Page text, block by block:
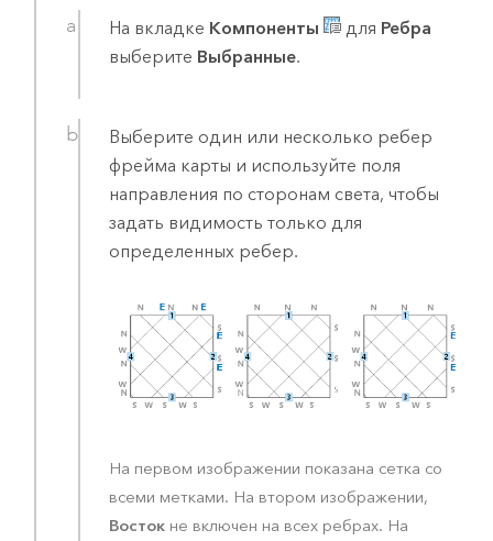
На вкладке Компоненты для Ребра
выберите Выбранные.
Выберите один или несколько ребер
фрейма карты и используйте поля
направления по сторонам света, чтобы
задать видимость только для
определенных ребер.
На первом изображении показана сетка со
всеми метками. На втором изображении,
Восток не включен на всех ребрах. На